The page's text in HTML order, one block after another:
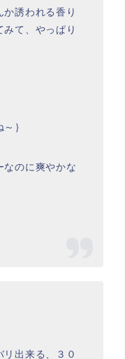
誘われる香り
て、やっぱり
｝
なのに爽やかな
出来る、３０